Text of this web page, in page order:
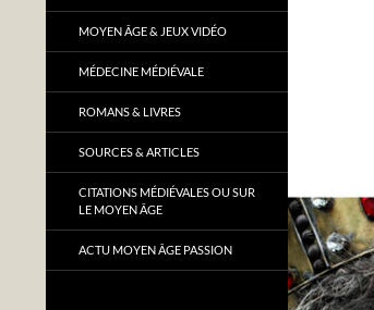
MOYEN ÂGE & JEUX VIDÉO
MÉDECINE MÉDIÉVALE
ROMANS & LIVRES
SOURCES & ARTICLES
CITATIONS MÉDIÉVALES OU SUR
LE MOYEN ÂGE
ACTU MOYEN ÂGE PASSION